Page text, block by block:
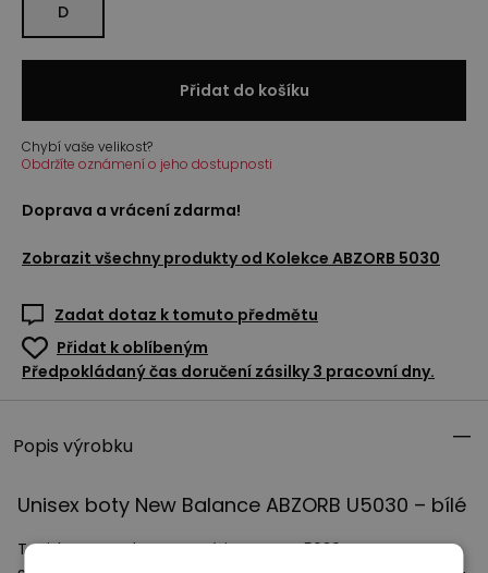
D
Přidat do košíku
Chybí vaše velikost?
Obdržíte oznámení o jeho dostupnosti
Doprava a vrácení zdarma!
Zobrazit všechny produkty od Kolekce ABZORB 5030
Zadat dotaz k tomuto předmětu
Přidat k oblíbeným
Předpokládaný čas doručení zásilky 3 pracovní dny.
Popis výrobku
Unisex boty New Balance ABZORB U5030 – bílé
Tenisky New Balance ze sérieABZORB5030.